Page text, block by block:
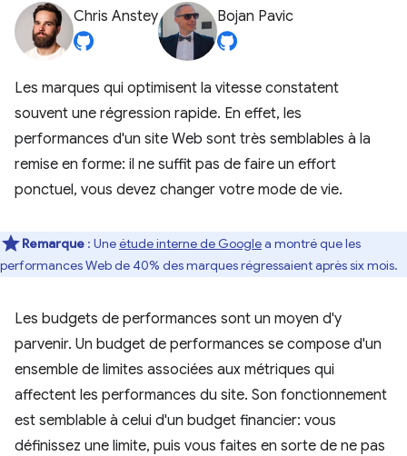
Chris Anstey Bojan Pavic
Les marques qui optimisent la vitesse constatent
souvent une régression rapide. En effet, les
performances d'un site Web sont très semblables à la
remise en forme: il ne suffit pas de faire un effort
ponctuel, vous devez changer votre mode de vie.
Remarque : Uneétude interne de Googlea montré que les
performances Web de 40% des marques régressaient après six mois.
Les budgets de performances sont un moyen d'y
parvenir. Un budget de performances se compose d'un
ensemble de limites associées aux métriques qui
affectent les performances du site. Son fonctionnement
est semblable à celui d'un budget financier: vous
définissez une limite, puis vous faites en sorte de ne pas